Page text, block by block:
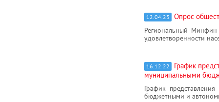
12.04.23 Опрос
Региональный Минфин
удовлетворенности
16.12.22
График
муниципальными
График
бюджетными и